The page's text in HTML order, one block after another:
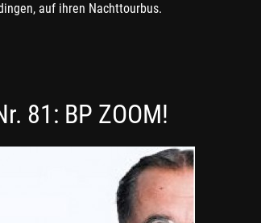
auf ihren Nachttourbus.
81: BP ZOOM!